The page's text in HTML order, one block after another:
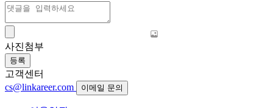
사진첨부
등록
고객센터
cs@linkareer.com
이메일 문의